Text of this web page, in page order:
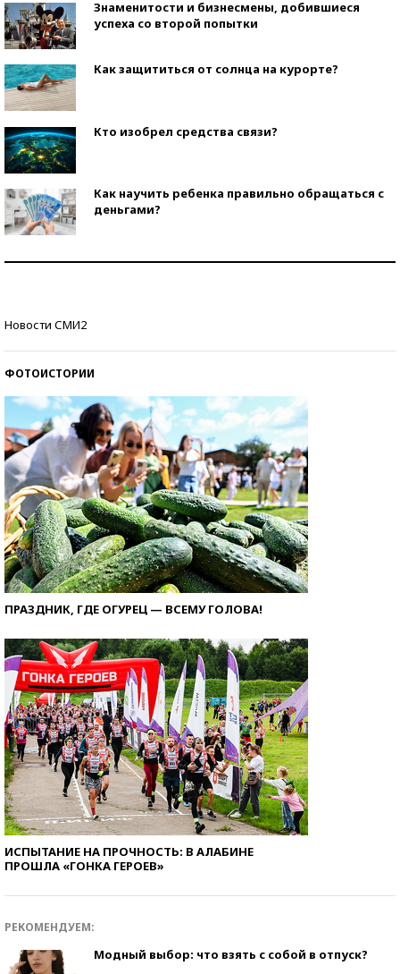
Знаменитости и бизнесмены, добившиеся
успеха со второй попытки
Как защититься от солнца на курорте?
Кто изобрел средства связи?
Как научить ребенка правильно обращаться с
деньгами?
Новости СМИ2
ФОТОИСТОРИИ
ПРАЗДНИК, ГДЕ ОГУРЕЦ — ВСЕМУ ГОЛОВА!
ИСПЫТАНИЕ НА ПРОЧНОСТЬ: В АЛАБИНЕ
ПРОШЛА «ГОНКА ГЕРОЕВ»
РЕКОМЕНДУЕМ:
Модный выбор: что взять с собой в отпуск?